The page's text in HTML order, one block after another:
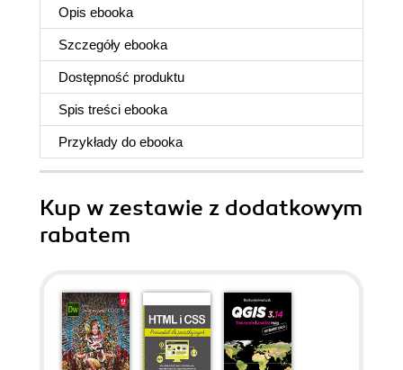
Opis ebooka
Szczegóły ebooka
Dostępność produktu
Spis treści ebooka
Przykłady do ebooka
Kup w zestawie z dodatkowym
rabatem